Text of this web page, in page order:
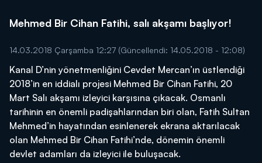
Mehmed Bir Cihan Fatihi, salı akşamı başlıyor!
14.03.2018 Çarşamba 12:27 (Güncellendi: 14.05.2018 - 12:08)
Kanal D’nin yönetmenliğini Cevdet Mercan’ın üstlendiği
2018’in en iddialı projesi Mehmed Bir Cihan Fatihi, 20
Mart Salı akşamı izleyici karşısına çıkacak. Osmanlı
tarihinin en önemli padişahlarından biri olan, Fatih Sultan
Mehmed’in hayatından esinlenerek ekrana aktarılacak
olan Mehmed Bir Cihan Fatihi’nde, dönemin önemli
devlet adamları da izleyici ile buluşacak.